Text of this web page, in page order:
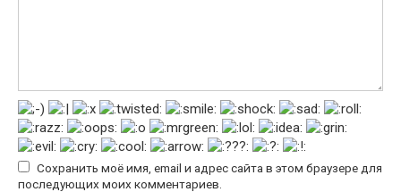
Сохранить моё имя, email и адрес сайта в этом браузере для
последующих моих комментариев.